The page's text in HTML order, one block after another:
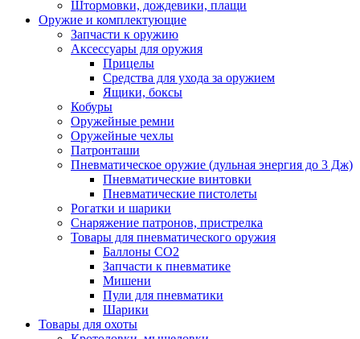
Штормовки, дождевики, плащи
Оружие и комплектующие
Запчасти к оружию
Аксессуары для оружия
Прицелы
Средства для ухода за оружием
Ящики, боксы
Кобуры
Оружейные ремни
Оружейные чехлы
Патронташи
Пневматическое оружие (дульная энергия до 3 Дж)
Пневматические винтовки
Пневматические пистолеты
Рогатки и шарики
Снаряжение патронов, пристрелка
Товары для пневматического оружия
Баллоны СО2
Запчасти к пневматике
Мишени
Пули для пневматики
Шарики
Товары для охоты